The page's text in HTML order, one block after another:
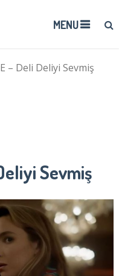
MENU
– Deli Deliyi Sevmiş
Sevmiş